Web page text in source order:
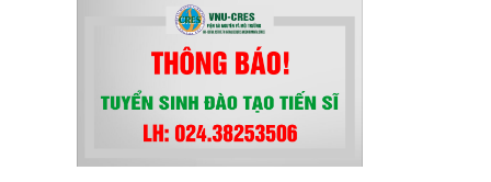
Advancement of
Strategic
Technologies and
Infrastructure
Development”